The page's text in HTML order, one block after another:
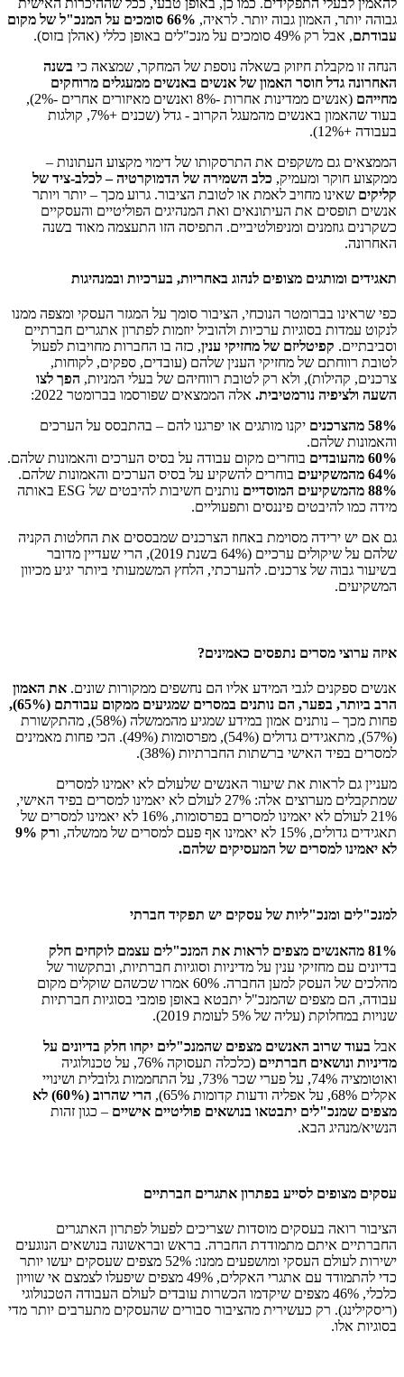
להאמין לבעלי התפקידים. כמו כן, באופן טבעי, ככל שההיכרות האישית
גבוהה יותר, האמון גבוה יותר. לראיה,
66% סומכים על המנכ"ל של מקום
עבודתם, אבל רק 49% סומכים על מנכ"לים באופן כללי (אהלן בזוס).
הנחה זו מקבלת חיזוק בשאלה נוספת של המחקר, שמצאה כי בשנה
האחרונה גדל חוסר האמון של אנשים באנשים ממעגלים מרוחקים
מחייהם
(אנשים ממדינות אחרות -8% ואנשים מאיזורים אחרים -2%),
בעוד שהאמון באנשים מהמעגל הקרוב - גדל (שכנים +7%, קולגות
בעבודה +12%).
הממצאים גם משקפים את התרסקותו של דימוי מקצוע העתונות –
ממקצוע חוקר ומעמיק, כלב השמירה של הדמוקרטיה – לכלב-ציד של
קליקים שאינו מחויב לאמת או לטובת הציבור. גרוע מכך – יותר ויותר
אנשים תופסים את העיתונאים ואת המנהיגים הפוליטיים והעסקיים
כשקרנים גוזמנים ומניפולטיביים. התפיסה הזו התעצמה מאוד בשנה
האחרונה.
תאגידים ומותגים מצופים לנהוג באחריות, בערכיות ובמנהיגות
כפי שראינו בברומטר הנוכחי, הציבור סומך על המגזר העסקי ומצפה ממנו
לנקוט עמדות בסוגיות ערכיות ולהוביל יוזמות לפתרון אתגרים חברתיים
וסביבתיים. קפיטליזם של מחזיקי ענין, כזה בו החברות מחויבות לפעול
לטובת רווחתם של מחזיקי הענין שלהם (עובדים, ספקים, לקוחות,
צרכנים, קהילות), ולא רק לטובת רווחיהם של בעלי המניות, הפך לצו
השעה ולציפיה נורמטיבית. אלה הממצאים שפורסמו בברומטר 2022:
58% מהצרכנים
יקנו מותגים או יפרגנו להם – בהתבסס על הערכים
והאמונות שלהם.
60% מהעובדים
בוחרים מקום עבודה על בסיס הערכים והאמונות שלהם.
64% מהמשקיעים
בוחרים להשקיע על בסיס הערכים והאמונות שלהם.
88% מהמשקיעים המוסדיים
נותנים חשיבות להיבטים של ESG באותה
מידה כמו להיבטים פיננסים ותפעוליים.
גם אם יש ירידה מסוימת באחוז הצרכנים שמבססים את החלטות הקניה
שלהם על שיקולים ערכיים (64% בשנת 2019), הרי שעדיין מדובר
בשיעור גבוה של צרכנים. להערכתי, הלחץ המשמעותי ביותר יגיע מכיוון
המשקיעים.
איזה ערוצי מסרים נתפסים כאמינים?
אנשים ספקנים לגבי המידע אליו הם נחשפים ממקורות שונים. את האמון
הרב ביותר, בפער, הם נותנים במסרים שמגיעים ממקום עבודתם (65%),
פחות מכך – נותנים אמון במידע שמגיע מהממשלה (58%), מהתקשורת
(57%), מתאגידים גדולים (54%), מפרסומות (49%). הכי פחות מאמינים
למסרים בפיד האישי ברשתות החברתיות (38%).
מעניין גם לראות את שיעור האנשים שלעולם לא יאמינו למסרים
שמתקבלים מערוצים אלה: 27% לעולם לא יאמינו למסרים בפיד האישי,
21% לעולם לא יאמינו למסרים בפרסומות, 16% לא יאמינו למסרים של
תאגידים גדולים, 15% לא יאמינו אף פעם למסרים של ממשלה, ו
רק 9%
לא יאמינו למסרים של המעסיקים שלהם.
למנכ"לים ומנכ"ליות של עסקים יש תפקיד חברתי
81% מהאנשים מצפים לראות את המנכ"לים עצמם לוקחים חלק
בדיונים עם מחזיקי ענין על מדיניות וסוגיות חברתיות, ובתקשור של
מהלכים של העסק למען החברה. 60% אמרו שכשהם שוקלים מקום
עבודה, הם מצפים שהמנכ"ל יתבטא באופן פומבי בסוגיות חברתיות
שנויות במחלוקת (עליה של 5% לעומת 2019).
אבל בעוד שרוב האנשים מצפים שהמנכ"לים יקחו חלק בדיונים על
מדיניות ונושאים חברתיים
(כלכלה תעסוקה 76%, על טכנולוגיה
ואוטומציה 74%, על פערי שכר 73%, על התחממות גלובלית ושינויי
אקלים 68%, על אפליה ודעות קדומות 65%),
הרי שהרוב (60%) לא
מצפים שמנכ"לים יתבטאו בנושאים פוליטיים אישיים – כגון זהות
הנשיא/מנהיג הבא.
עסקים מצופים לסייע בפתרון אתגרים חברתיים
הציבור רואה בעסקים מוסדות שצריכים לפעול לפתרון האתגרים
החברתיים איתם מתמודדת החברה. בראש ובראשונה בנושאים הנוגעים
ישירות לעולם העסקי ומושפעים ממנו: 52% מצפים שעסקים יעשו יותר
כדי להתמודד עם אתגרי האקלים, 49% מצפים שיפעלו לצמצם אי שוויון
כלכלי, 46% מצפים שיקדמו הכשרות עובדים לעולם העבודה הטכנולוגי
(ריסקילינג). רק כעשירית מהציבור סבורים שהעסקים מתערבים יותר מדי
בסוגיות אלו.